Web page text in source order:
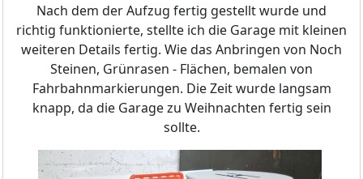
Nach dem der Aufzug fertig gestellt wurde und
richtig funktionierte, stellte ich die Garage mit kleinen
weiteren Details fertig. Wie das Anbringen von Noch
Steinen, Grünrasen - Flächen, bemalen von
Fahrbahnmarkierungen. Die Zeit wurde langsam
knapp, da die Garage zu Weihnachten fertig sein
sollte.